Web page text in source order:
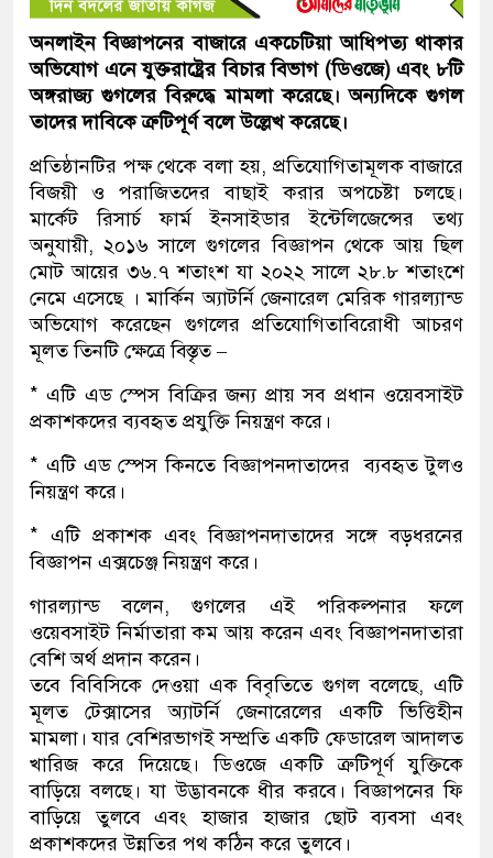
অনলাইন বিজ্ঞাপনের বাজারে একচেটিয়া আধিপত্য থাকার
অভিযোগ এনে যুক্তরাষ্ট্রের বিচার বিভাগ (ডিওজে) এবং ৮টি
অঙ্গরাজ্য গুগলের বিরুদ্ধে মামলা করেছে। অন্যদিকে গুগল
তাদের দাবিকে ত্রুটিপূর্ণ বলে উল্লেখ করেছে।
প্রতিষ্ঠানটির পক্ষ থেকে বলা হয়, প্রতিযোগিতামূলক বাজারে
বিজয়ী ও পরাজিতদের বাছাই করার অপচেষ্টা চলছে।
মার্কেট রিসার্চ ফার্ম ইনসাইডার ইন্টেলিজেন্সের তথ্য
অনুযায়ী, ২০১৬ সালে গুগলের বিজ্ঞাপন থেকে আয় ছিল
মোট আয়ের ৩৬.৭ শতাংশ যা ২০২২ সালে ২৮.৮ শতাংশে
নেমে এসেছে । মার্কিন অ্যাটর্নি জেনারেল মেরিক গারল্যান্ড
অভিযোগ করেছেন গুগলের প্রতিযোগিতাবিরোধী আচরণ
মূলত তিনটি ক্ষেত্রে বিস্তৃত –
* এটি এড স্পেস বিক্রির জন্য প্রায় সব প্রধান ওয়েবসাইট
প্রকাশকদের ব্যবহৃত প্রযুক্তি নিয়ন্ত্রণ করে।
* এটি এড স্পেস কিনতে বিজ্ঞাপনদাতাদের ব্যবহৃত টুলও
নিয়ন্ত্রণ করে।
* এটি প্রকাশক এবং বিজ্ঞাপনদাতাদের সঙ্গে বড়ধরনের
বিজ্ঞাপন এক্সচেঞ্জ নিয়ন্ত্রণ করে।
গারল্যান্ড বলেন, গুগলের এই পরিকল্পনার ফলে
ওয়েবসাইট নির্মাতারা কম আয় করেন এবং বিজ্ঞাপনদাতারা
বেশি অর্থ প্রদান করেন।
তবে বিবিসিকে দেওয়া এক বিবৃতিতে গুগল বলেছে, এটি
মূলত টেক্সাসের অ্যাটর্নি জেনারেলের একটি ভিত্তিহীন
মামলা। যার বেশিরভাগই সম্প্রতি একটি ফেডারেল আদালত
খারিজ করে দিয়েছে। ডিওজে একটি ত্রুটিপূর্ণ যুক্তিকে
বাড়িয়ে বলছে। যা উদ্ভাবনকে ধীর করবে। বিজ্ঞাপনের ফি
বাড়িয়ে তুলবে এবং হাজার হাজার ছোট ব্যবসা এবং
প্রকাশকদের উন্নতির পথ কঠিন করে তুলবে।